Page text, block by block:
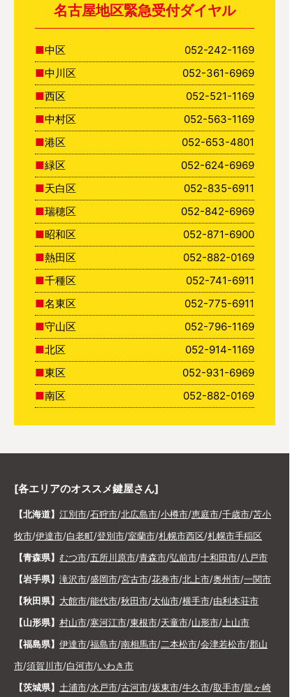
名古屋地区緊急受付ダイヤル
中区
052-242-1169
中川区
052-361-6969
西区
052-521-1169
中村区
052-563-1169
港区
052-653-4801
緑区
052-624-6969
天白区
052-835-6911
瑞穂区
052-842-6969
昭和区
052-871-6900
熱田区
052-882-0169
千種区
052-741-6911
名東区
052-775-6911
守山区
052-796-1169
北区
052-914-1169
東区
052-931-6969
南区
052-882-0169
[各エリアのオススメ鍵屋さん]
【北海道】 江別市/石狩市/北広島市/小樽市/恵庭市/千歳市/苫小
牧市/伊達市/白老町/登別市/室蘭市/札幌市西区/札幌市手稲区
【青森県】 むつ市/五所川原市/青森市/弘前市/十和田市/八戸市
【岩手県】 滝沢市/盛岡市/宮古市/花巻市/北上市/奥州市/一関市
【秋田県】 大館市/能代市/秋田市/大仙市/横手市/由利本荘市
【山形県】 村山市/寒河江市/東根市/天童市/山形市/上山市
【福島県】 伊達市/福島市/南相馬市/二本松市/会津若松市/郡山
市/須賀川市/白河市/いわき市
【茨城県】 土浦市/水戸市/古河市/坂東市/牛久市/取手市/龍ヶ崎